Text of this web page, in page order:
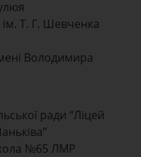
Т. Г. Шевченка
Володимира
ради “Ліцей
№65 ЛМР